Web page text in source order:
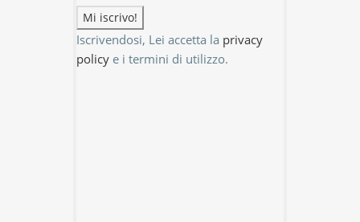
Iscrivendosi, Lei accetta la privacy
policy e i termini di utilizzo.